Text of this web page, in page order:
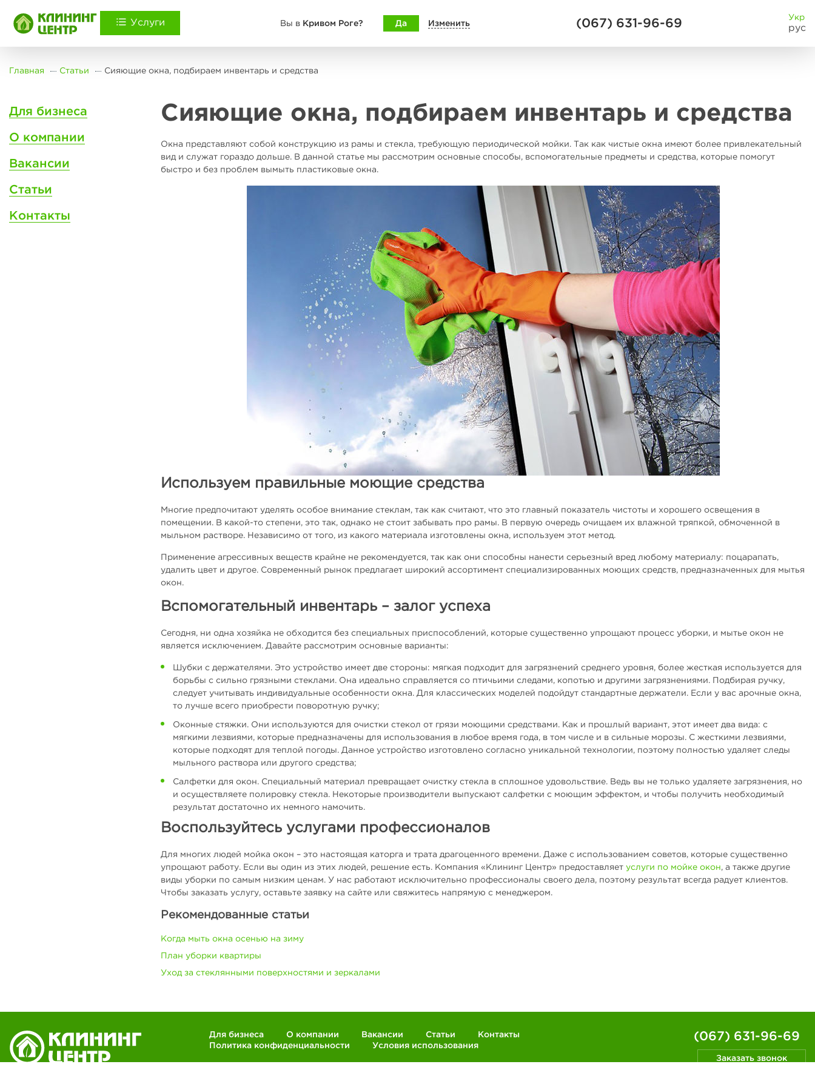
Услуги Вы в Кривом Роге? Да Изменить (067) 631-96-69 Укр
рус
Главная Статьи Сияющие окна, подбираем инвентарь и средства
Для бизнеса
О компании
Вакансии
Статьи
Контакты
Сияющие окна, подбираем инвентарь и средства
Окна представляют собой конструкцию из рамы и стекла, требующую периодической мойки. Так как чистые окна имеют более привлекательный
вид и служат гораздо дольше. В данной статье мы рассмотрим основные способы, вспомогательные предметы и средства, которые помогут
быстро и без проблем вымыть пластиковые окна.
Используем правильные моющие средства
Многие предпочитают уделять особое внимание стеклам, так как считают, что это главный показатель чистоты и хорошего освещения в
помещении. В какой-то степени, это так, однако не стоит забывать про рамы. В первую очередь очищаем их влажной тряпкой, обмоченной в
мыльном растворе. Независимо от того, из какого материала изготовлены окна, используем этот метод.
Применение агрессивных веществ крайне не рекомендуется, так как они способны нанести серьезный вред любому материалу: поцарапать,
удалить цвет и другое. Современный рынок предлагает широкий ассортимент специализированных моющих средств, предназначенных для мытья
окон.
Вспомогательный инвентарь – залог успеха
Сегодня, ни одна хозяйка не обходится без специальных приспособлений, которые существенно упрощают процесс уборки, и мытье окон не
является исключением. Давайте рассмотрим основные варианты:
Шубки с держателями. Это устройство имеет две стороны: мягкая подходит для загрязнений среднего уровня, более жесткая используется для
борьбы с сильно грязными стеклами. Она идеально справляется со птичьими следами, копотью и другими загрязнениями. Подбирая ручку,
следует учитывать индивидуальные особенности окна. Для классических моделей подойдут стандартные держатели. Если у вас арочные окна,
то лучше всего приобрести поворотную ручку;
Оконные стяжки. Они используются для очистки стекол от грязи моющими средствами. Как и прошлый вариант, этот имеет два вида: с
мягкими лезвиями, которые предназначены для использования в любое время года, в том числе и в сильные морозы. С жесткими лезвиями,
которые подходят для теплой погоды. Данное устройство изготовлено согласно уникальной технологии, поэтому полностью удаляет следы
мыльного раствора или другого средства;
Салфетки для окон. Специальный материал превращает очистку стекла в сплошное удовольствие. Ведь вы не только удаляете загрязнения, но
и осуществляете полировку стекла. Некоторые производители выпускают салфетки с моющим эффектом, и чтобы получить необходимый
результат достаточно их немного намочить.
Воспользуйтесь услугами профессионалов
Для многих людей мойка окон – это настоящая каторга и трата драгоценного времени. Даже с использованием советов, которые существенно
упрощают работу. Если вы один из этих людей, решение есть. Компания «Клининг Центр» предоставляет услуги по мойке окон, а также другие
виды уборки по самым низким ценам. У нас работают исключительно профессионалы своего дела, поэтому результат всегда радует клиентов.
Чтобы заказать услугу, оставьте заявку на сайте или свяжитесь напрямую с менеджером.
Рекомендованные статьи
Когда мыть окна осенью на зиму
План уборки квартиры
Уход за стеклянными поверхностями и зеркалами
Для бизнеса О компании Вакансии Статьи
Контакты
Политика конфиденциальности
Условия использования
(067) 631-96-69
Заказать звонок